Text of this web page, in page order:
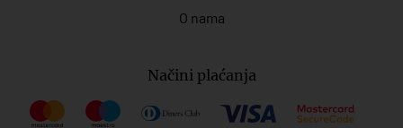
O nama
Načini plaćanja